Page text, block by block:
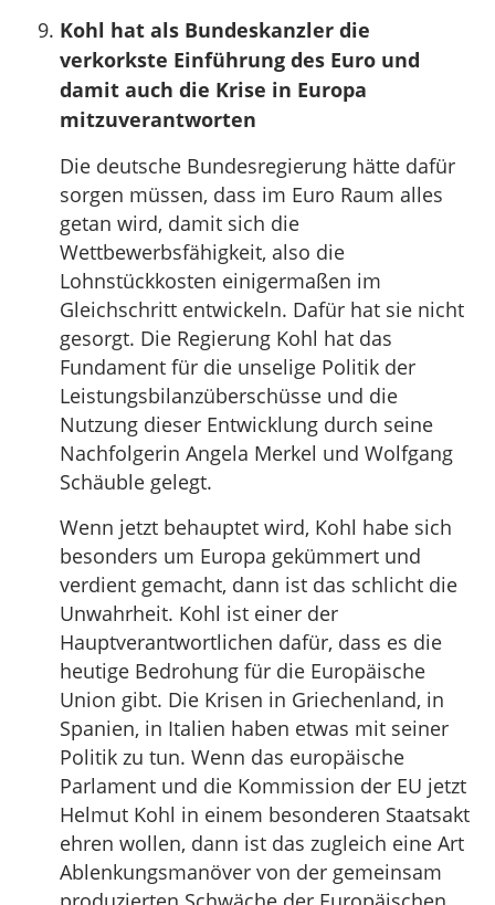
Kohl hat als Bundeskanzler die
verkorkste Einführung des Euro und
damit auch die Krise in Europa
mitzuverantworten
Die deutsche Bundesregierung hätte dafür
sorgen müssen, dass im Euro Raum alles
getan wird, damit sich die
Wettbewerbsfähigkeit, also die
Lohnstückkosten einigermaßen im
Gleichschritt entwickeln. Dafür hat sie nicht
gesorgt. Die Regierung Kohl hat das
Fundament für die unselige Politik der
Leistungsbilanzüberschüsse und die
Nutzung dieser Entwicklung durch seine
Nachfolgerin Angela Merkel und Wolfgang
Schäuble gelegt.
Wenn jetzt behauptet wird, Kohl habe sich
besonders um Europa gekümmert und
verdient gemacht, dann ist das schlicht die
Unwahrheit. Kohl ist einer der
Hauptverantwortlichen dafür, dass es die
heutige Bedrohung für die Europäische
Union gibt. Die Krisen in Griechenland, in
Spanien, in Italien haben etwas mit seiner
Politik zu tun. Wenn das europäische
Parlament und die Kommission der EU jetzt
Helmut Kohl in einem besonderen Staatsakt
ehren wollen, dann ist das zugleich eine Art
Ablenkungsmanöver von der gemeinsam